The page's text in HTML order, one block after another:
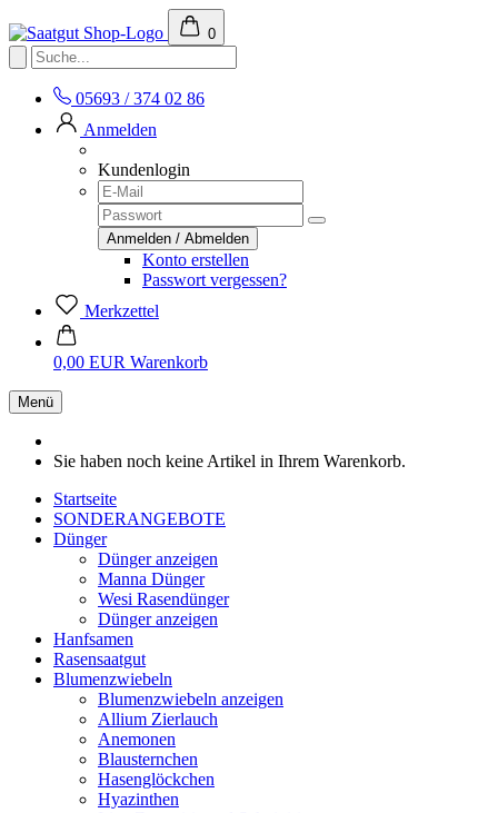
0
05693 / 374 02 86
Anmelden
Kundenlogin
Konto erstellen
Passwort vergessen?
Merkzettel
0,00 EUR Warenkorb
Menü
Sie haben noch keine Artikel in Ihrem Warenkorb.
Startseite
SONDERANGEBOTE
Dünger
Dünger anzeigen
Manna Dünger
Wesi Rasendünger
Dünger anzeigen
Hanfsamen
Rasensaatgut
Blumenzwiebeln
Blumenzwiebeln anzeigen
Allium Zierlauch
Anemonen
Blausternchen
Hasenglöckchen
Hyazinthen